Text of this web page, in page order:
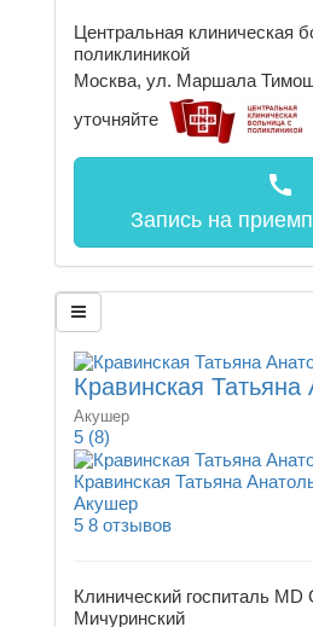
Центральная клиническая
поликлиникой
Москва, ул. Маршала
уточняйте
call
Запись на прием
Кравинская Татьяна
Акушер
5 (8)
Кравинская Татьяна
Акушер
5 8 отзывов
Клинический госпиталь MD
Мичуринский